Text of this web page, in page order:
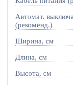
Автомат.
(рекоменд.)
Ширина, см
Длина, см
Высота, см